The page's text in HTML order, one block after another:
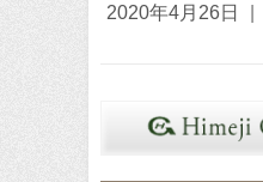
2020年4月26日